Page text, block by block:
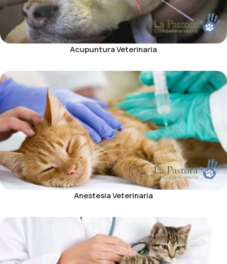
Acupuntura Veterinaria
Anestesia Veterinaria